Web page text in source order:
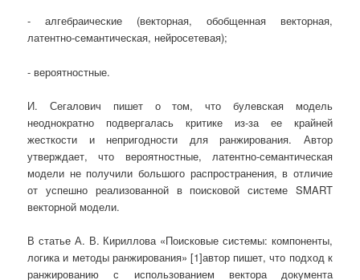
- алгебраические (векторная, обобщенная векторная,
латентно-семантическая, нейросетевая);
- вероятностные.
И. Сегалович пишет о том, что булевская модель
неоднократно подвергалась критике из-за ее крайней
жесткости и непригодности для ранжирования. Автор
утверждает, что вероятностные, латентно-семантическая
модели не получили большого распространения, в отличие
от успешно реализованной в поисковой системе SMART
векторной модели.
В статье А. В. Кириллова «Поисковые системы: компоненты,
логика и методы ранжирования» [1]автор пишет, что подход к
ранжированию с использованием вектора документа